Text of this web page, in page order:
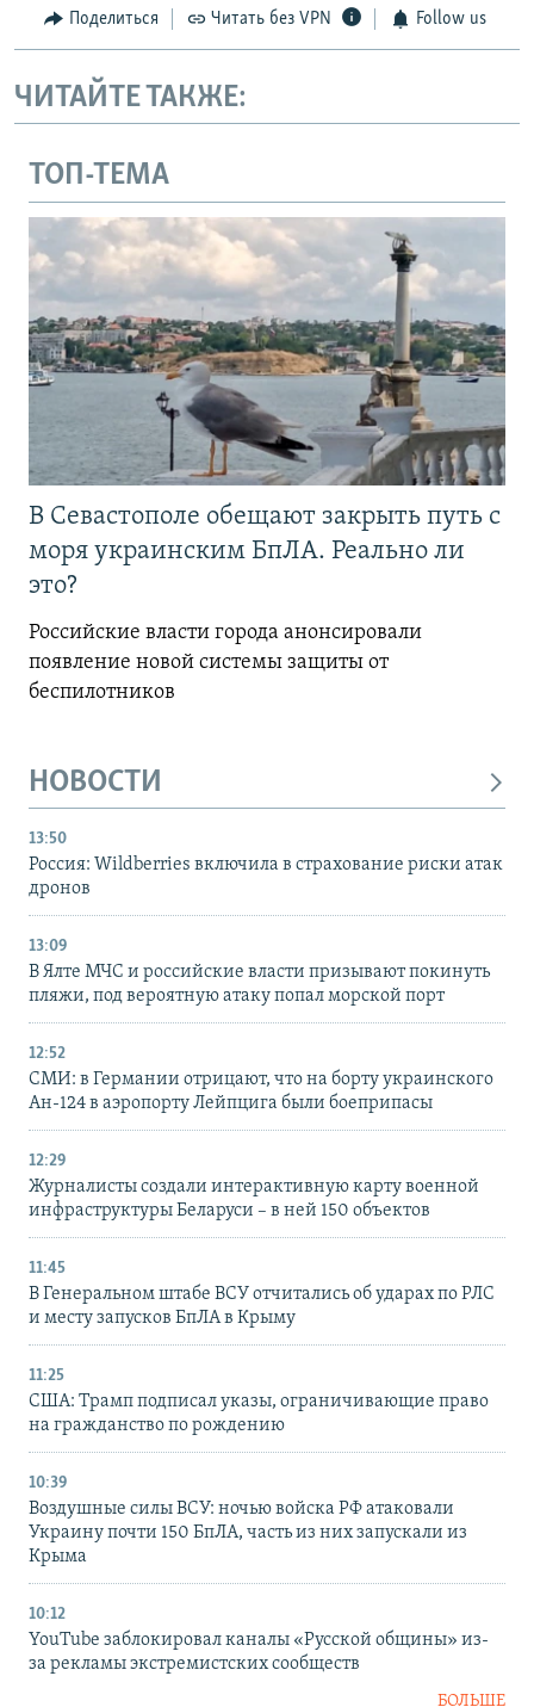
Поделиться Читать без VPN Follow us
ЧИТАЙТЕ ТАКЖЕ:
ТОП-ТЕМА
В Севастополе обещают закрыть путь с
моря украинским БпЛА. Реально ли
это?
Российские власти города анонсировали
появление новой системы защиты от
беспилотников
НОВОСТИ
13:50
Россия: Wildberries включила в страхование риски атак
дронов
13:09
В Ялте МЧС и российские власти призывают покинуть
пляжи, под вероятную атаку попал морской порт
12:52
СМИ: в Германии отрицают, что на борту украинского
Ан-124 в аэропорту Лейпцига были боеприпасы
12:29
Журналисты создали интерактивную карту военной
инфраструктуры Беларуси – в ней 150 объектов
11:45
В Генеральном штабе ВСУ отчитались об ударах по РЛС
и месту запусков БпЛА в Крыму
11:25
США: Трамп подписал указы, ограничивающие право
на гражданство по рождению
10:39
Воздушные силы ВСУ: ночью войска РФ атаковали
Украину почти 150 БпЛА, часть из них запускали из
Крыма
10:12
YouTube заблокировал каналы «Русской общины» из-
за рекламы экстремистских сообществ
БОЛЬШЕ